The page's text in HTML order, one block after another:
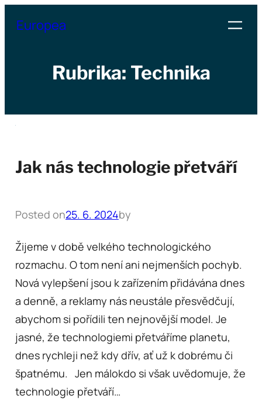
Europea
Rubrika: Technika
Jak nás technologie přetváří
Posted on25. 6. 2024by
Žijeme v době velkého technologického
rozmachu. O tom není ani nejmenších pochyb.
Nová vylepšení jsou k zařízením přidávána dnes
a denně, a reklamy nás neustále přesvědčují,
abychom si pořídili ten nejnovější model. Je
jasné, že technologiemi přetváříme planetu,
dnes rychleji než kdy dřív, ať už k dobrému či
špatnému. Jen málokdo si však uvědomuje, že
technologie přetváří…